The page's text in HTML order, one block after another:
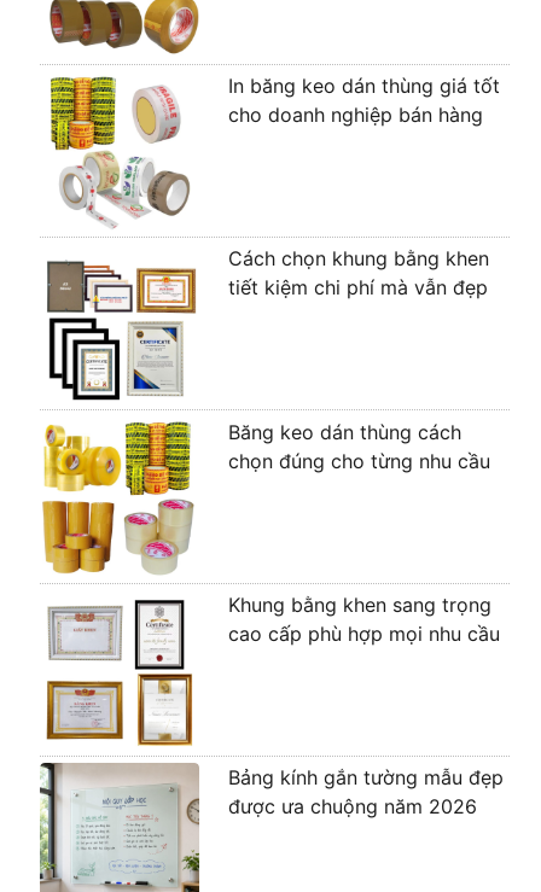
In băng keo dán thùng giá tốt
cho doanh nghiệp bán hàng
Cách chọn khung bằng khen
tiết kiệm chi phí mà vẫn đẹp
Băng keo dán thùng cách
chọn đúng cho từng nhu cầu
Khung bằng khen sang trọng
cao cấp phù hợp mọi nhu cầu
Bảng kính gắn tường mẫu đẹp
được ưa chuộng năm 2026